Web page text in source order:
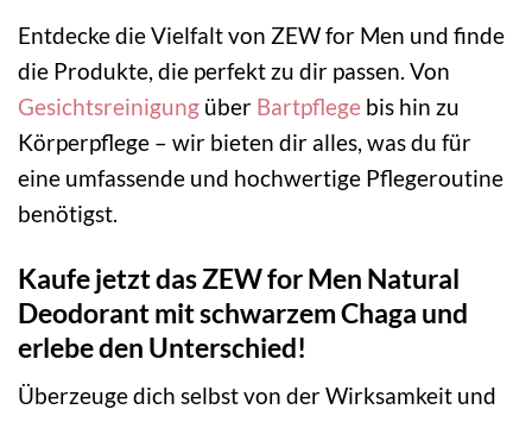
Entdecke die Vielfalt von ZEW for Men und finde
die Produkte, die perfekt zu dir passen. Von
Gesichtsreinigung über Bartpflege bis hin zu
Körperpflege – wir bieten dir alles, was du für
eine umfassende und hochwertige Pflegeroutine
benötigst.
Kaufe jetzt das ZEW for Men Natural
Deodorant mit schwarzem Chaga und
erlebe den Unterschied!
Überzeuge dich selbst von der Wirksamkeit und